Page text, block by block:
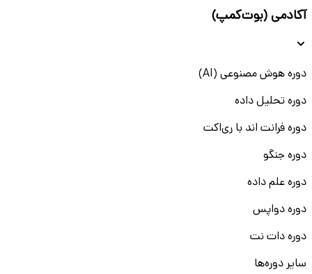
آکادمی (بوت‌کمپ)
دوره هوش مصنوعی (AI)
دوره تحلیل داده
دوره فرانت اند با ری‌اکت
دوره جنگو
دوره علم داده
دوره دواپس
دوره دات نت
سایر دوره‌ها